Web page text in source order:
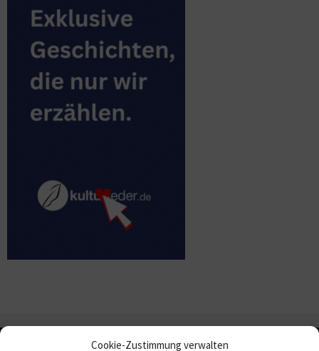
Cookie-Zustimmung verwalten